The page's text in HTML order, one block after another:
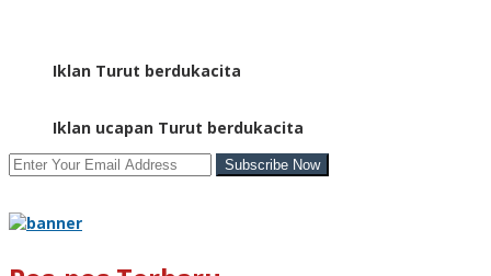
Iklan Turut berdukacita
Iklan ucapan Turut berdukacita